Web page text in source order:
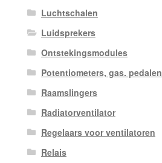
Luchtschalen
Luidsprekers
Ontstekingsmodules
Potentiometers, gas. pedalen
Raamslingers
Radiatorventilator
Regelaars voor ventilatoren
Relais